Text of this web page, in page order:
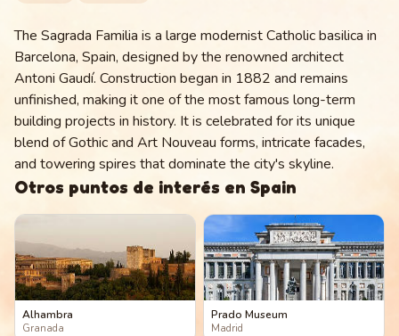
The Sagrada Familia is a large modernist Catholic basilica in
Barcelona, Spain, designed by the renowned architect
Antoni Gaudí. Construction began in 1882 and remains
unfinished, making it one of the most famous long-term
building projects in history. It is celebrated for its unique
blend of Gothic and Art Nouveau forms, intricate facades,
and towering spires that dominate the city's skyline.
Otros puntos de interés en Spain
Alhambra
Granada
Prado Museum
Madrid